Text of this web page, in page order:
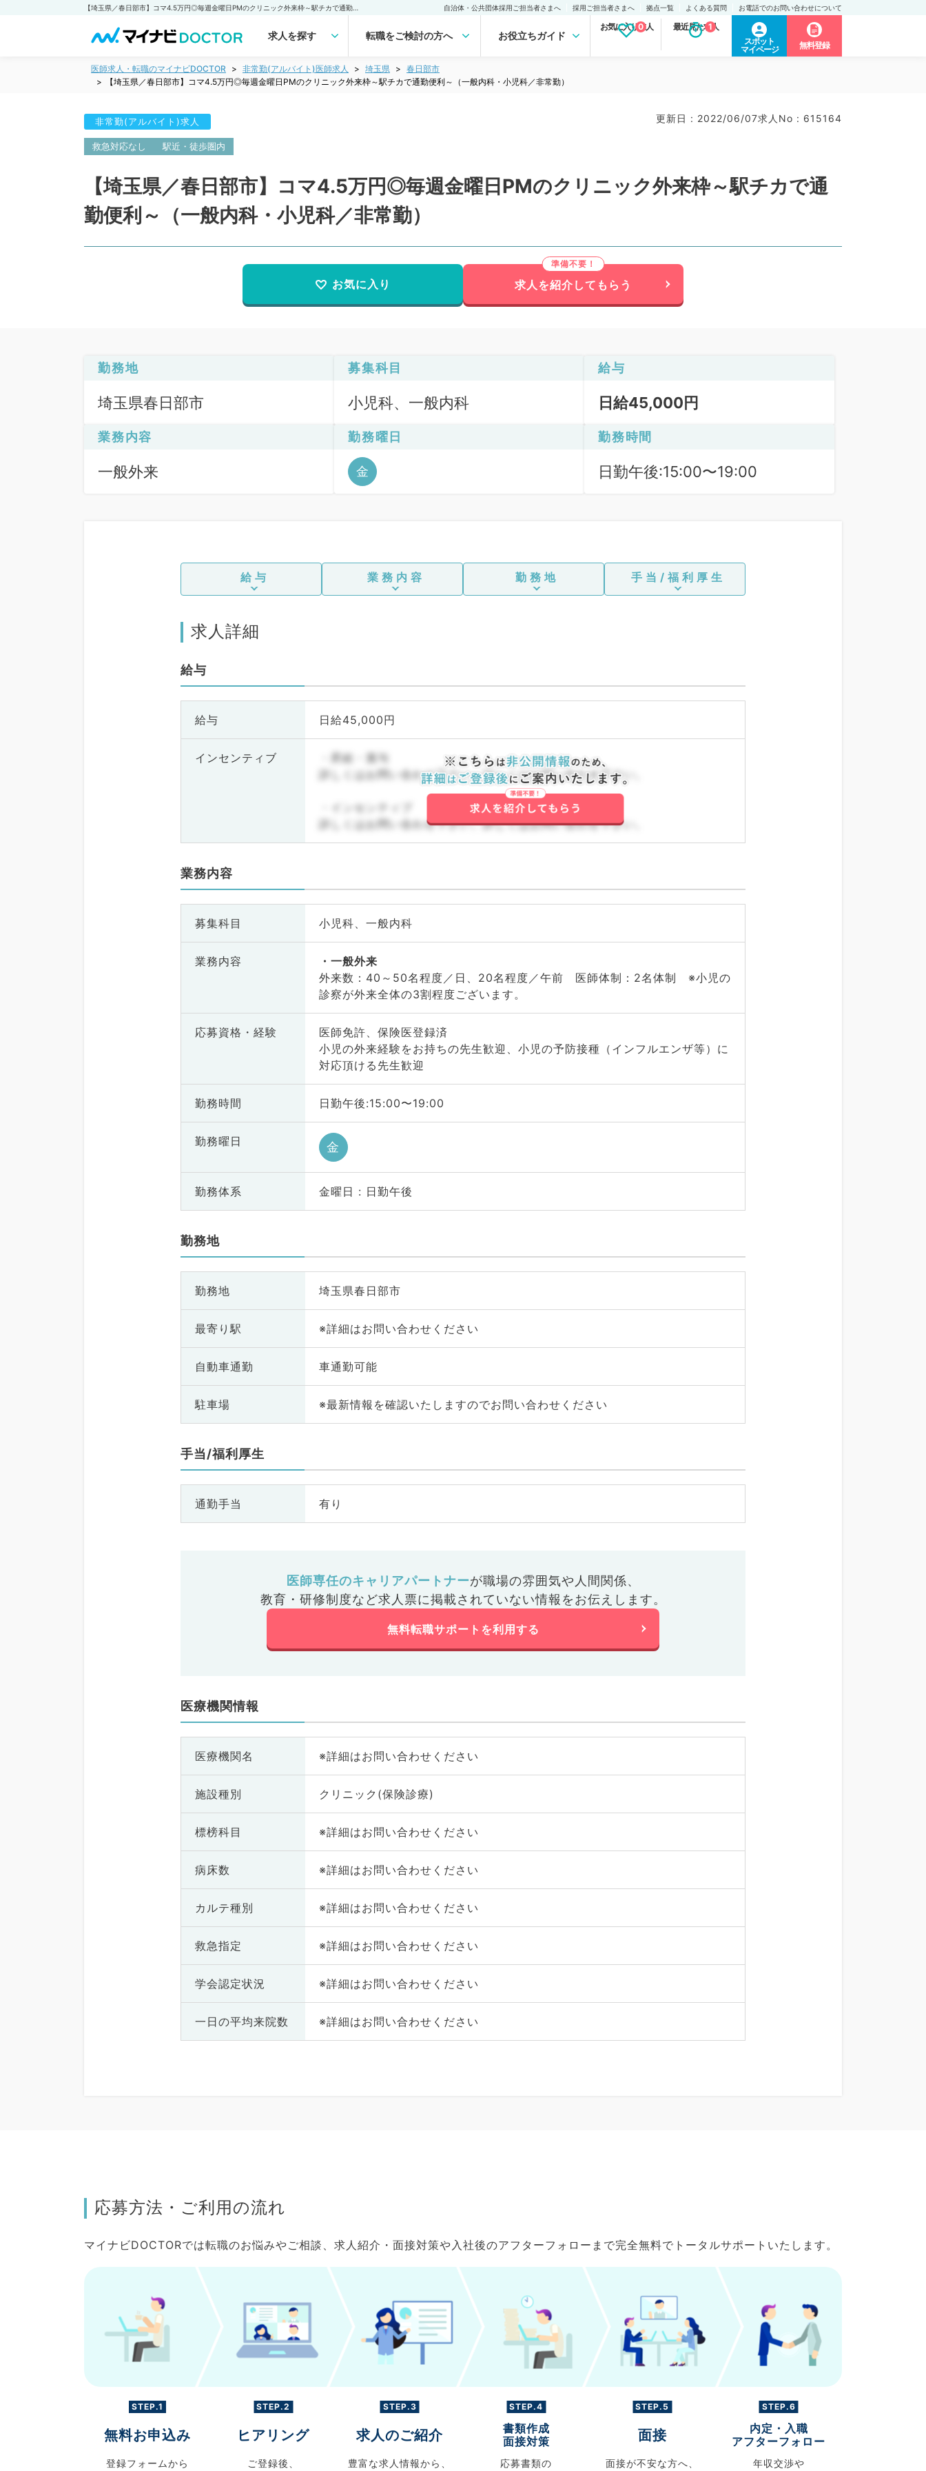
自治体・公共団体採用ご担当者さまへ 採用ご担当者さまへ 拠点一覧 よくある質問 お電話でのお問い合わせについて
求人を探す 転職をご検討の方へ お役立ちガイド
お気に入り求人
0 最近見た求人
1
スポット
マイページ
無料登録
医師求人・転職のマイナビDOCTOR 非常勤(アルバイト)医師求人 埼玉県
春日部市
【埼玉県／春日部市】コマ4.5万円◎毎週金曜日PMのクリニック外来枠～駅チカで通勤便利～（一般内科・小児科／非常勤）
非常勤(アルバイト)求人 更新日 : 2022/06/07求人No : 615164
救急対応なし 駅近・徒歩圏内
【埼玉県／春日部市】コマ4.5万円◎毎週金曜日PMのクリニック外来枠～駅チカで通
勤便利～（一般内科・小児科／非常勤）
お気に入り 求人を紹介してもらう
勤務地
埼玉県春日部市
募集科目
小児科、一般内科
給与
日給45,000円
業務内容
一般外来
勤務曜日
金
勤務時間
日勤午後:15:00〜19:00
給与 業務内容 勤務地 手当/福利厚生
求人詳細
給与
給与 日給45,000円
インセンティブ
・昇給・賞与
詳しくはお問い合わせ下さい。詳しくはお問い合わせ下さい。
・インセンティブ
詳しくはお問い合わせ下さい。詳しくはお問い合わせ下さい。
業務内容
募集科目 小児科、一般内科
業務内容
一般外来
外来数：40～50名程度／日、20名程度／午前 医師体制：2名体制 ※小児の
診察が外来全体の3割程度ございます。
応募資格・ 経験
医師免許、保険医登録済
小児の外来経験をお持ちの先生歓迎、小児の予防接種（インフルエンザ等）に
対応頂ける先生歓迎
勤務時間 日勤午後:15:00〜19:00
勤務曜日 金
勤務体系 金曜日 : 日勤午後
勤務地
勤務地 埼玉県春日部市
最寄り駅 ※詳細はお問い合わせください
自動車通勤 車通勤可能
駐車場 ※最新情報を確認いたしますのでお問い合わせください
手当/福利厚生
通勤手当 有り
医師専任のキャリアパートナーが職場の雰囲気や人間関係、
教育・研修制度など求人票に掲載されていない情報をお伝えします。
無料転職サポートを利用する
医療機関情報
医療機関名 ※詳細はお問い合わせください
施設種別 クリニック(保険診療)
標榜科目 ※詳細はお問い合わせください
病床数 ※詳細はお問い合わせください
カルテ種別 ※詳細はお問い合わせください
救急指定 ※詳細はお問い合わせください
学会認定状況 ※詳細はお問い合わせください
一日の平均来院数 ※詳細はお問い合わせください
応募方法・ご利用の流れ
マイナビDOCTORでは転職のお悩みやご相談、求人紹介・面接対策や入社後のアフターフォローまで完全無料でトータルサポートいたします。
STEP.1
無料お申込み
登録フォームから
STEP.2
ヒアリング
ご登録後、
STEP.3
求人のご紹介
豊富な求人情報から、
STEP.4
書類作成
面接対策
応募書類の
STEP.5
面接
面接が不安な方へ、
STEP.6
内定・入職
アフターフォロー
年収交渉や